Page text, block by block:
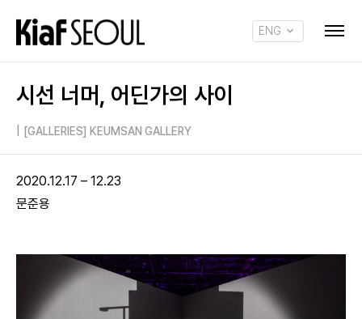
ENG
시선 너머, 어딘가의 사이
[GALLERIES] KEUMSAN GALLERY
2020.12.17 – 12.23
문준용